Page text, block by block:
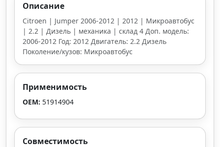
Описание
Citroen | Jumper 2006-2012 | 2012 | Микроавтобус
| 2.2 | Дизель | механика | склад 4 Доп. модель:
2006-2012 Год: 2012 Двигатель: 2.2 Дизель
Поколение/кузов: Микроавтобус
Применимость
OEM: 51914904
Совместимость